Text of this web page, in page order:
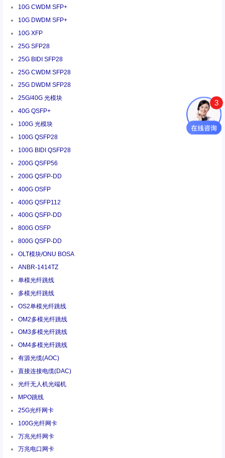
10G CWDM SFP+
10G DWDM SFP+
10G XFP
25G SFP28
25G BIDI SFP28
25G CWDM SFP28
25G DWDM SFP28
25G/40G 光模块
40G QSFP+
100G 光模块
100G QSFP28
100G BIDI QSFP28
200G QSFP56
200G QSFP-DD
400G OSFP
400G QSFP112
400G QSFP-DD
800G OSFP
800G QSFP-DD
OLT模块/ONU BOSA
ANBR-1414TZ
单模光纤跳线
多模光纤跳线
OS2单模光纤跳线
OM2多模光纤跳线
OM3多模光纤跳线
OM4多模光纤跳线
有源光缆(AOC)
直接连接电缆(DAC)
光纤无人机光端机
MPO跳线
25G光纤网卡
100G光纤网卡
万兆光纤网卡
万兆电口网卡
3